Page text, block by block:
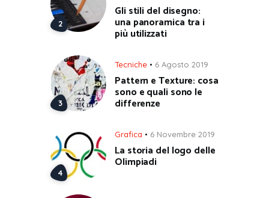
Gli stili del disegno:
una panoramica tra i
più utilizzati
Tecniche 6 Agosto 2019
Pattern e Texture: cosa
sono e quali sono le
differenze
Grafica 6 Novembre 2019
La storia del logo delle
Olimpiadi